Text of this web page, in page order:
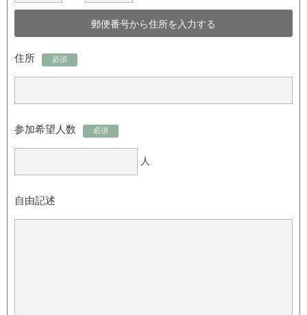
住所 必須
参加希望人数 必須
人
自由記述